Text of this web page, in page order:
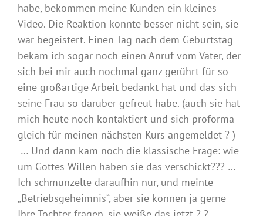
habe, bekommen meine Kunden ein kleines
Video. Die Reaktion konnte besser nicht sein, sie
war begeistert. Einen Tag nach dem Geburtstag
bekam ich sogar noch einen Anruf vom Vater, der
sich bei mir auch nochmal ganz gerührt für so
eine großartige Arbeit bedankt hat und das sich
seine Frau so darüber gefreut habe. (auch sie hat
mich heute noch kontaktiert und sich proforma
gleich für meinen nächsten Kurs angemeldet ? )
… Und dann kam noch die klassische Frage: wie
um Gottes Willen haben sie das verschickt??? …
Ich schmunzelte daraufhin nur, und meinte
„Betriebsgeheimnis“, aber sie können ja gerne